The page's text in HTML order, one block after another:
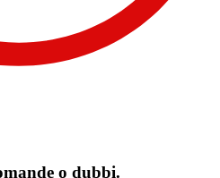
o dubbi.